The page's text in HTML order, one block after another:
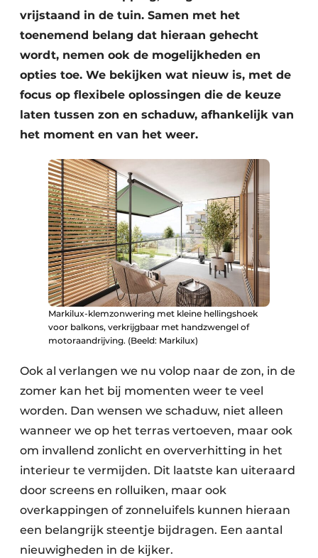
vrijstaand in de tuin. Samen met het
toenemend belang dat hieraan gehecht
wordt, nemen ook de mogelijkheden en
opties toe. We bekijken wat nieuw is, met de
focus op flexibele oplossingen die de keuze
laten tussen zon en schaduw, afhankelijk van
het moment en van het weer.
Markilux-klemzonwering met kleine hellingshoek
voor balkons, verkrijgbaar met handzwengel of
motoraandrijving. (Beeld: Markilux)
Ook al verlangen we nu volop naar de zon, in de
zomer kan het bij momenten weer te veel
worden. Dan wensen we schaduw, niet alleen
wanneer we op het terras vertoeven, maar ook
om invallend zonlicht en oververhitting in het
interieur te vermijden. Dit laatste kan uiteraard
door screens en rolluiken, maar ook
overkappingen of zonneluifels kunnen hieraan
een belangrijk steentje bijdragen. Een aantal
nieuwigheden in de kijker.